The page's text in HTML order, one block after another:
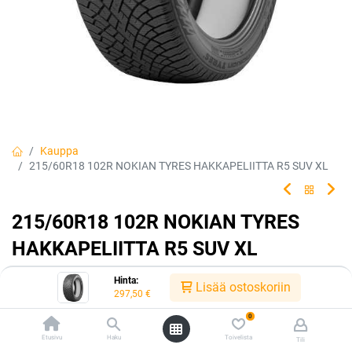
Hinta:
297,50 € Lisää ostoskoriin
Etusivu Haku
0
Toivelista Tili
Kauppa
215/60R18 102R NOKIAN TYRES HAKKAPELIITTA R5 SUV XL
215/60R18 102R NOKIAN TYRES
HAKKAPELIITTA R5 SUV XL
6419440495026 Tuotekoodi:226421
Tällä tuotteella ei ole kelvollista yhdistelmää.